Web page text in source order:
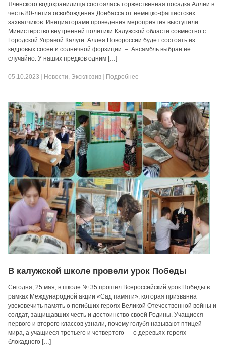
Яченского водохранилища состоялась торжественная посадка Аллеи в
честь 80-летия освобождения Донбасса от немецко-фашистских
захватчиков. Инициаторами проведения мероприятия выступили
Министерство внутренней политики Калужской области совместно с
Городской Управой Калуги. Аллея Новороссии будет состоять из
кедровых сосен и солнечной форзиции. – Ансамбль выбран не
случайно. У наших предков одним […]
05.10.2023 Новости, Эксклюзив Подробнее
В калужской школе провели урок Победы
Сегодня, 25 мая, в школе № 35 прошел Всероссийский урок Победы в
рамках Международной акции «Сад памяти», которая призванна
увековечить память о погибших героях Великой Отечественной войны и
солдат, защищавших честь и достоинство своей Родины. Учащиеся
первого и второго классов узнали, почему голубя называют птицей
мира, а учащиеся третьего и четвертого — о деревьях-героях
блокадного […]